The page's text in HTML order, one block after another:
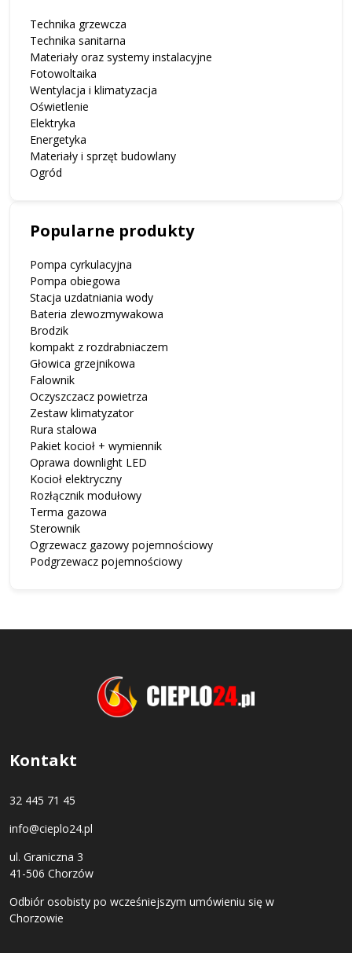
Technika grzewcza
Technika sanitarna
Materiały oraz systemy instalacyjne
Fotowoltaika
Wentylacja i klimatyzacja
Oświetlenie
Elektryka
Energetyka
Materiały i sprzęt budowlany
Ogród
Popularne produkty
Pompa cyrkulacyjna
Pompa obiegowa
Stacja uzdatniania wody
Bateria zlewozmywakowa
Brodzik
kompakt z rozdrabniaczem
Głowica grzejnikowa
Falownik
Oczyszczacz powietrza
Zestaw klimatyzator
Rura stalowa
Pakiet kocioł + wymiennik
Oprawa downlight LED
Kocioł elektryczny
Rozłącznik modułowy
Terma gazowa
Sterownik
Ogrzewacz gazowy pojemnościowy
Podgrzewacz pojemnościowy
Kontakt
32 445 71 45
info@cieplo24.pl
ul. Graniczna 3
41-506 Chorzów
Odbiór osobisty po wcześniejszym umówieniu się w
Chorzowie